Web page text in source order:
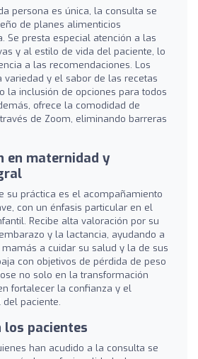
persona es única, la consulta se
de planes alimenticios
Se presta especial atención a las
y al estilo de vida del paciente, lo
a las recomendaciones. Los
variedad y el sabor de las recetas
la inclusión de opciones para todos
ofrece la comodidad de
de Zoom, eliminando barreras
en maternidad y
su práctica es el acompañamiento
con un énfasis particular en el
Recibe alta valoración por su
y la lactancia, ayudando a
a cuidar su salud y la de sus
con objetivos de pérdida de peso
no solo en la transformación
fortalecer la confianza y el
paciente.
los pacientes
han acudido a la consulta se